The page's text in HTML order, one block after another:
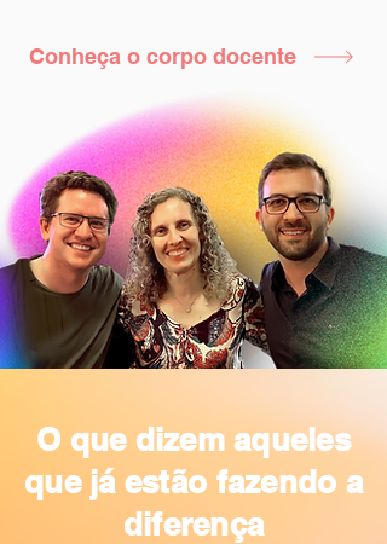
Conheça o corpo docente
O que dizem aqueles
que já estão fazendo a
diferença